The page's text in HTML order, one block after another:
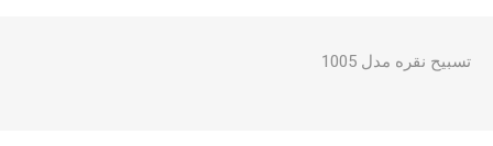
تسبیح نقره مدل 1005